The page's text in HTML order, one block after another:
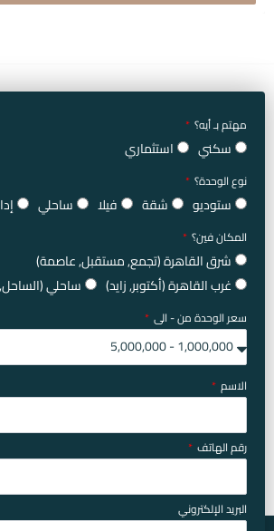
مهتم بـ أيه؟
سكني استثماري
نوع الوحدة؟
ستوديو شقة فيلا ساحلي
المكان فين؟
شرق القاهرة (تجمع, مستقبل, عاصمة)
غرب القاهرة (أكتوبر, زايد)
ساحلي
سعر الوحدة من - الى
الاسم
رقم الهاتف
البريد الإلكتروني